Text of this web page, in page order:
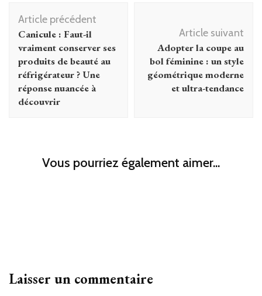
Navigation
d'article
Article précédent
Canicule : Faut-il
vraiment conserver ses
produits de beauté au
réfrigérateur ? Une
réponse nuancée à
découvrir
Article suivant
Adopter la coupe au
bol féminine : un style
géométrique moderne
et ultra-tendance
Vous pourriez également aimer...
Laisser un commentaire